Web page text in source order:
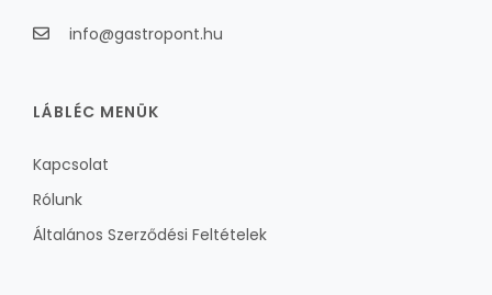
info@gastropont.hu
LÁBLÉC MENÜK
Kapcsolat
Rólunk
Általános Szerződési Feltételek